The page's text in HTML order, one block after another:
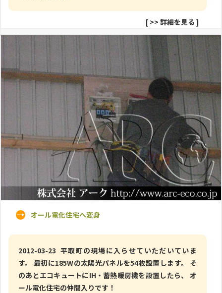
[ >> 詳細を見る ]
オール電化住宅へ変身
2012-03-23 平取町の現場に入らせていただいていま
す。 最初に185Wの太陽光パネルを54枚設置します。 そ
のあとエコキュートにIH・蓄熱暖房機を設置したら、 オ
ール電化住宅の仲間入りです！